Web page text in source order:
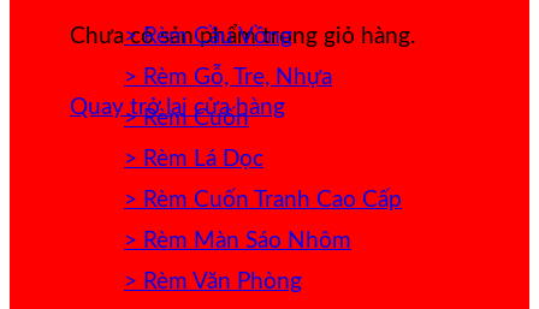
Chưa có sản phẩm trong giỏ hàng.
Quay trở lại cửa hàng
> Rèm Cầu Vồng
> Rèm Gỗ, Tre, Nhựa
> Rèm Cuốn
> Rèm Lá Dọc
> Rèm Cuốn Tranh Cao Cấp
> Rèm Màn Sáo Nhôm
> Rèm Văn Phòng